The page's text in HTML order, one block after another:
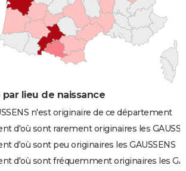
par lieu de naissance
n'est originaire de ce département
d'où sont rarement originaires les
d'où sont peu originaires les GAUSSENS
d'où sont fréquemment originaires les